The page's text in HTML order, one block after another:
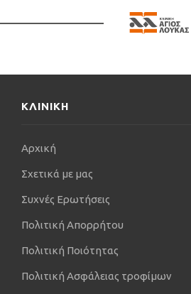
ΚΛΙΝΙΚΗ
Αρχική
Σχετικά με μας
Συχνές Ερωτήσεις
Πολιτική Απορρήτου
Πολιτική Ποιότητας
Πολιτική Ασφάλειας τροφίμων